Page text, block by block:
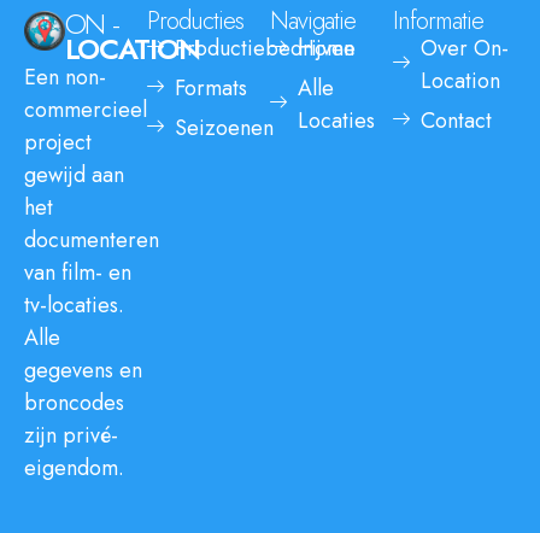
ON -
LOCATION
Een non-
commercieel
project
gewijd aan
het
documenteren
van film- en
tv-locaties.
Alle
gegevens en
broncodes
zijn privé-
eigendom.
Producties
Productiebedrijven
Formats
Seizoenen
Navigatie
Home
Alle
Locaties
Informatie
Over On-
Location
Contact